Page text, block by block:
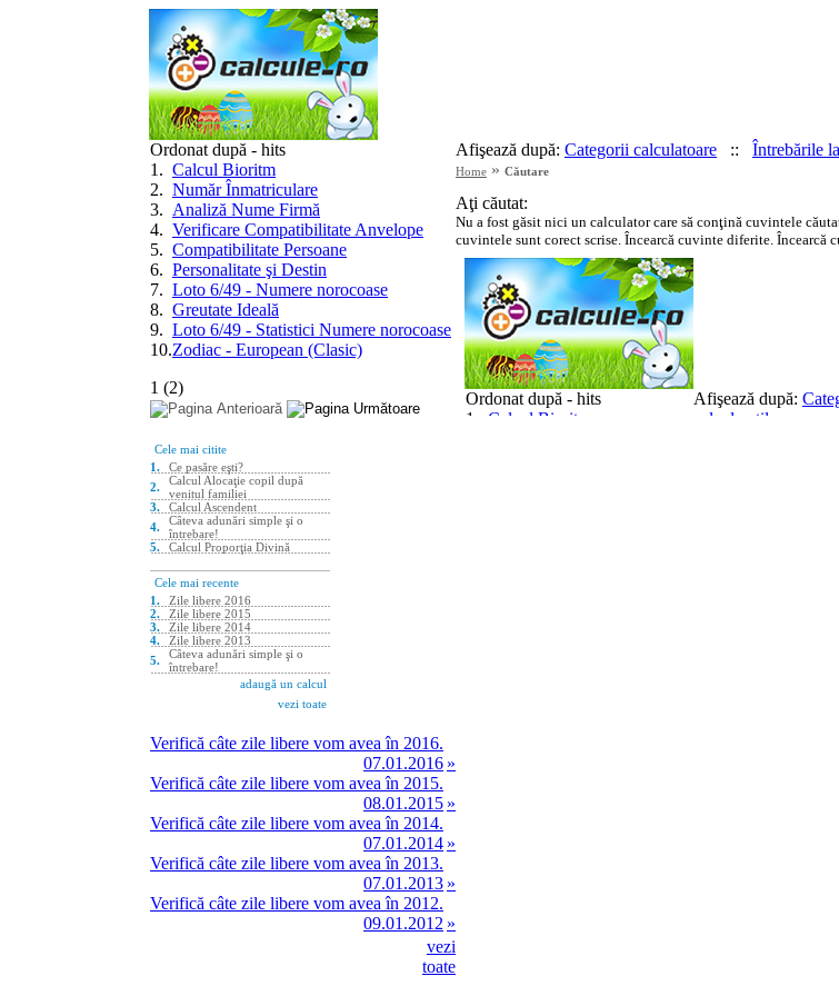
Ordonat după - hits
1 . Calcul Bioritm
2. Număr Înmatriculare
3. Analiză Nume Firmă
4. Verificare Compatibilitate Anvelope
5. Compatibilitate Persoane
6. Personalitate şi Destin
7. Loto 6/49 - Numere norocoase
8. Greutate Ideală
9. Loto 6/49 - Statistici Numere norocoase
10.Zodiac - European (Clasic)
1 (2)
Verifică câte zile libere vom avea în 2016.
07.01.2016 »
Verifică câte zile libere vom avea în 2015.
08.01.2015 »
Verifică câte zile libere vom avea în 2014.
07.01.2014 »
Verifică câte zile libere vom avea în 2013.
07.01.2013 »
Verifică câte zile libere vom avea în 2012.
09.01.2012 »
vezi
toate
Afişează după: Categorii calculatoare :: Întrebările
Home » Căutare
Aţi căutat:
Nu a fost găsit nici un calculator care să conţină cuvintele
cuvintele sunt corect scrise. Încearcă cuvinte diferite. Încearcă